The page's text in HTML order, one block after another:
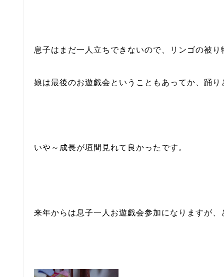
息子はまだ一人立ちできないので、リンゴの被
娘は最後のお遊戯会ということもあってか、踊
いや～成長が垣間見れて良かったです。
来年からは息子一人お遊戯会参加になりますが